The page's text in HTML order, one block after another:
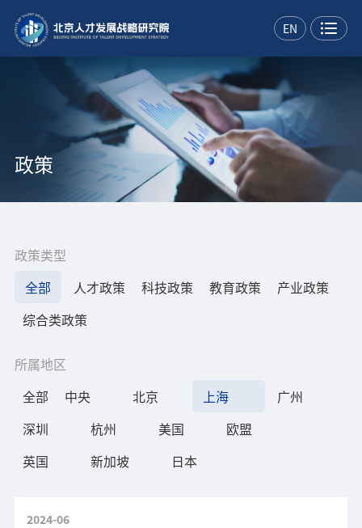
EN
政策
政策类型
全部
人才政策 科技政策 教育政策
产业政策
综合类政策
所属地区
全部
中央 北京 上海
广州
深圳
杭州 美国
欧盟
英国
新加坡 日本
2024-06